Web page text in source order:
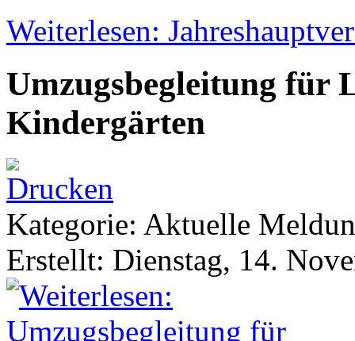
Weiterlesen:
Umzugsbegleitung für
Kindergärten
Kategorie: Aktuelle
Erstellt: Dienstag, 14.